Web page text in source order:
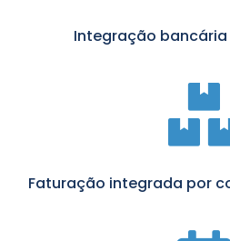
Integração
Faturação integrada por